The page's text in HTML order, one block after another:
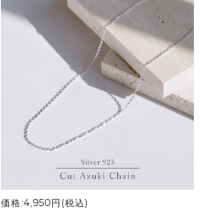
価格:4,950円(税込)